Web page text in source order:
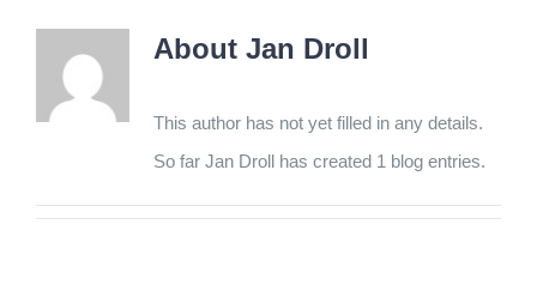
About Jan Droll
This author has not yet filled in any details.
So far Jan Droll has created 1 blog entries.